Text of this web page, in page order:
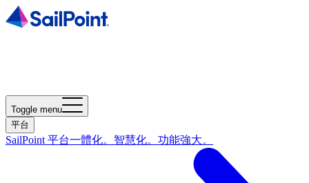
Toggle menu
平台
SailPoint 平台一體化。智慧化。功能強大。